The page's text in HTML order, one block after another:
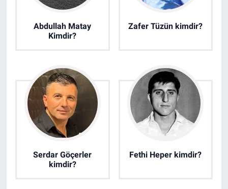
Abdullah Matay
Kimdir?
Zafer Tüzün kimdir?
Serdar Göçerler
kimdir?
Fethi Heper kimdir?